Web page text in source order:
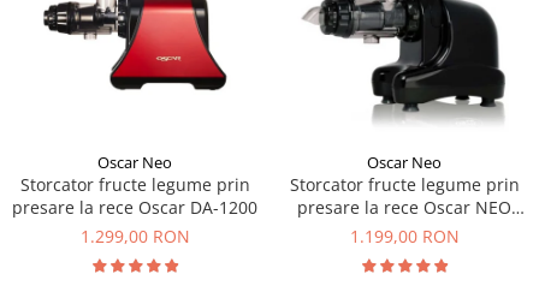
chiuvete
Accesorii chiuvete bucatarie
Gratar protectie chiuveta
Tocatoare lemn si sticla
Sisteme de scurgere si cleme
Tavita scurgere vase/legume/fructe
Dispenser detergent
Rasnite de cafea
Roboti de bucatarie
Combine frigorifice
Espressoare cafea
Aparate de gatit-aragazuri
Seturi Electrocasnice
Termostate si senzori Livolo
Sonerii electrice
Construieste singur
Panouri si rame
Oscar Neo
Storcator fructe legume prin
presare la rece Oscar DA-1200
1.299,00 RON
Oscar Neo
Storcator fructe legume prin
presare la rece Oscar NEO
DA1000
1.199,00 RON